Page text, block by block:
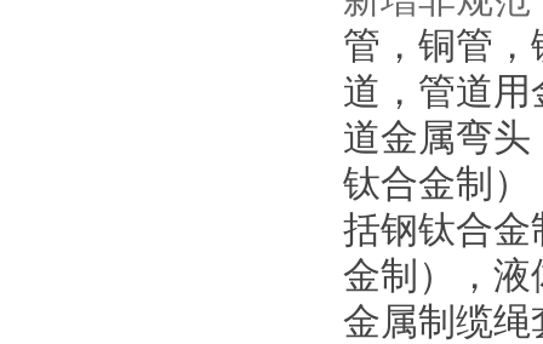
管，铜管
道，管道
道金属弯
钛合金制）
括钢钛合金
金制），液
金属制缆绳